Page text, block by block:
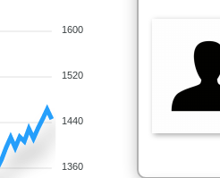
1600
1520
1440
1360